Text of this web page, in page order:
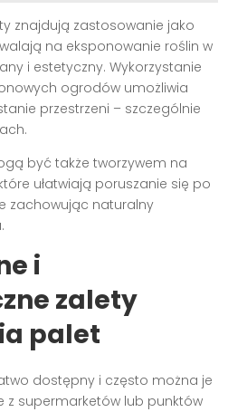
znajdują zastosowanie jako
na eksponowanie roślin w
i estetyczny. Wykorzystanie
ogrodów umożliwia
przestrzeni – szczególnie
być także tworzywem na
ułatwiają poruszanie się po
zachowując naturalny
i
zalety
palet
dostępny i często można je
z supermarketów lub punktów